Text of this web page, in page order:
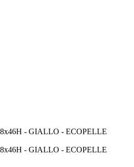
- GIALLO - ECOPELLE
- GIALLO - ECOPELLE